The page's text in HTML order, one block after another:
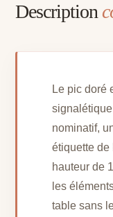
Description
Le pic doré
nominatif,
étiquette de
hauteur de
les
table sans